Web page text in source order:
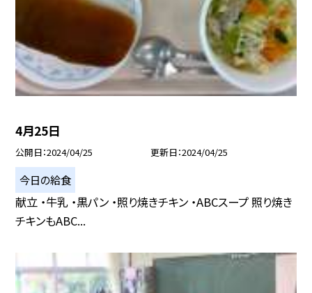
4月25日
公開日 2024/04/25 更新日 2024/04/25
今日の給食
献立 ・牛乳 ・黒パン ・照り焼きチキン ・ABCスープ 照り焼き
チキンもABC...